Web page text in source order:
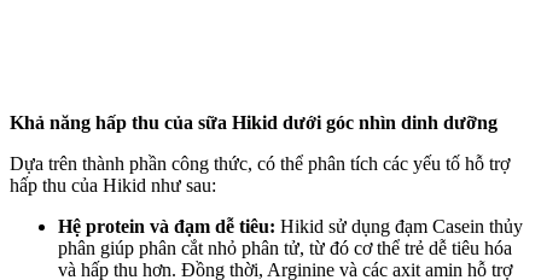
Khả năng hấp thu của sữa Hikid dưới góc nhìn dinh dưỡng
Dựa trên thành phần công thức, có thể phân tích các yếu tố hỗ trợ
hấp thu của Hikid như sau:
Hệ protein và đạm dễ tiêu: Hikid sử dụng đạm Casein thủy
phân giúp phân cắt nhỏ phân tử, từ đó c‌ơ th‌ể trẻ dễ tiêu hóa
và hấp thu hơn. Đồng thời, Arginine và các axit amin hỗ trợ